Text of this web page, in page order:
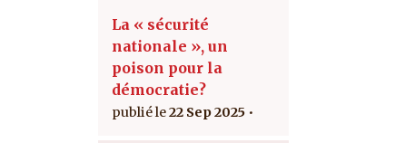
La « sécurité
nationale », un
poison pour la
démocratie?
22 Sep 2025